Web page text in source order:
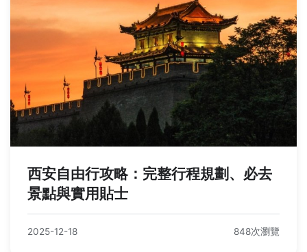
西安自由行攻略：完整行程規劃、必去
景點與實用貼士
2025-12-18 848次瀏覽